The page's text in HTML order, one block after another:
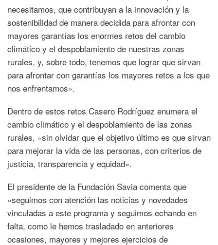
necesitamos, que contribuyan a la innovación y la
sostenibilidad de manera decidida para afrontar con
mayores garantías los enormes retos del cambio
climático y el despoblamiento de nuestras zonas
rurales, y, sobre todo, tenemos que lograr que sirvan
para afrontar con garantías los mayores retos a los que
nos enfrentamos».
Dentro de estos retos Casero Rodríguez enumera el
cambio climático y el despoblamiento de las zonas
rurales, «sin olvidar que el objetivo último es que sirvan
para mejorar la vida de las personas, con criterios de
justicia, transparencia y equidad».
El presidente de la Fundación Savia comenta que
«seguimos con atención las noticias y novedades
vinculadas a este programa y seguimos echando en
falta, como le hemos trasladado en anteriores
ocasiones, mayores y mejores ejercicios de